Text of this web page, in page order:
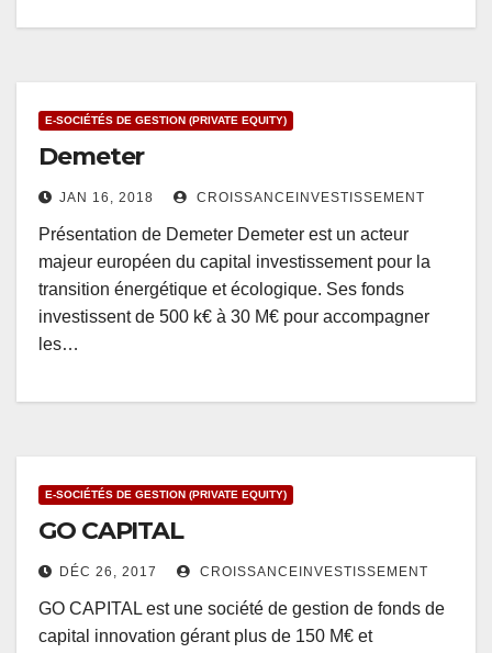
E-SOCIÉTÉS DE GESTION (PRIVATE EQUITY)
Demeter
JAN 16, 2018 CROISSANCEINVESTISSEMENT
Présentation de Demeter Demeter est un acteur
majeur européen du capital investissement pour la
transition énergétique et écologique. Ses fonds
investissent de 500 k€ à 30 M€ pour accompagner
les…
E-SOCIÉTÉS DE GESTION (PRIVATE EQUITY)
GO CAPITAL
DÉC 26, 2017 CROISSANCEINVESTISSEMENT
GO CAPITAL est une société de gestion de fonds de
capital innovation gérant plus de 150 M€ et